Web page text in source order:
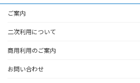
ご案内
二次利用について
商用利用のご案内
お問い合わせ